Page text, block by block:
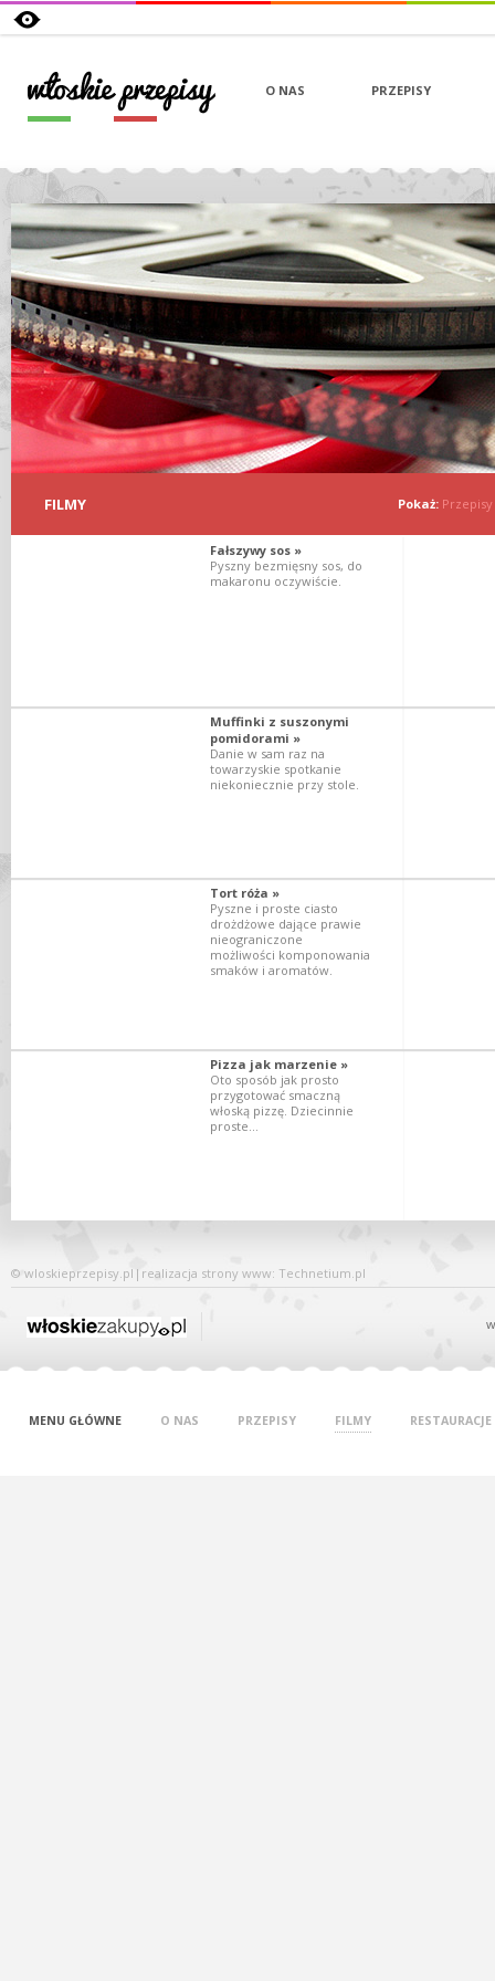
O NAS PRZEPISY
FILMY Pokaż: Przepisy
Fałszywy sos »
Pyszny bezmięsny sos, do
makaronu oczywiście.
Muffinki z suszonymi
pomidorami »
Danie w sam raz na
towarzyskie spotkanie
niekoniecznie przy stole.
Tort róża »
Pyszne i proste ciasto
drożdżowe dające prawie
nieograniczone
możliwości komponowania
smaków i aromatów.
Pizza jak marzenie »
Oto sposób jak prosto
przygotować smaczną
włoską pizzę. Dziecinnie
proste...
© wloskieprzepisy.pl | realizacja strony www: Technetium.pl
MENU GŁÓWNE O NAS PRZEPISY FILMY RESTAURACJE